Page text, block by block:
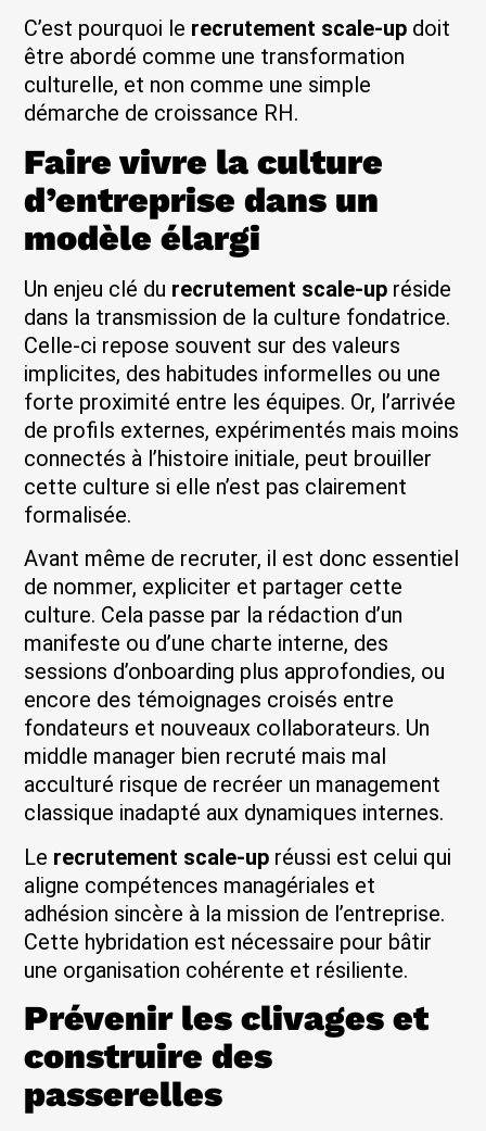
C’est pourquoi le recrutement scale-up doit
être abordé comme une transformation
culturelle, et non comme une simple
démarche de croissance RH.
Faire vivre la culture
d’entreprise dans un
modèle élargi
Un enjeu clé du recrutement scale-up réside
dans la transmission de la culture fondatrice.
Celle-ci repose souvent sur des valeurs
implicites, des habitudes informelles ou une
forte proximité entre les équipes. Or, l’arrivée
de profils externes, expérimentés mais moins
connectés à l’histoire initiale, peut brouiller
cette culture si elle n’est pas clairement
formalisée.
Avant même de recruter, il est donc essentiel
de nommer, expliciter et partager cette
culture. Cela passe par la rédaction d’un
manifeste ou d’une charte interne, des
sessions d’onboarding plus approfondies, ou
encore des témoignages croisés entre
fondateurs et nouveaux collaborateurs. Un
middle manager bien recruté mais mal
acculturé risque de recréer un management
classique inadapté aux dynamiques internes.
Le recrutement scale-up réussi est celui qui
aligne compétences managériales et
adhésion sincère à la mission de l’entreprise.
Cette hybridation est nécessaire pour bâtir
une organisation cohérente et résiliente.
Prévenir les clivages et
construire des
passerelles